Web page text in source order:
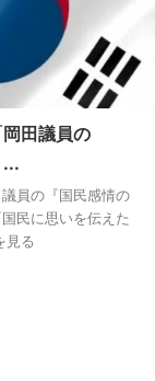
岡田議員の
...
議員の『国民感情の
民に思いを伝えた
見る